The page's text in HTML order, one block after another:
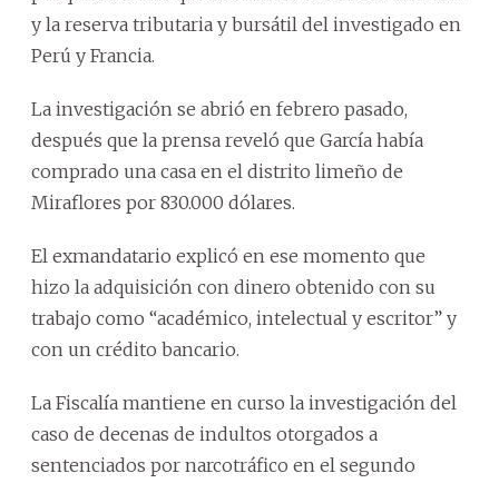
y la reserva tributaria y bursátil del investigado en
Perú y Francia.
La investigación se abrió en febrero pasado,
después que la prensa reveló que García había
comprado una casa en el distrito limeño de
Miraflores por 830.000 dólares.
El exmandatario explicó en ese momento que
hizo la adquisición con dinero obtenido con su
trabajo como “académico, intelectual y escritor” y
con un crédito bancario.
La Fiscalía mantiene en curso la investigación del
caso de decenas de indultos otorgados a
sentenciados por narcotráfico en el segundo